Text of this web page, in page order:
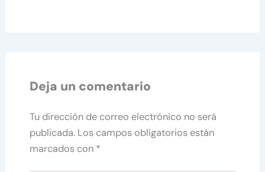
Deja un comentario
Tu dirección de correo electrónico no será
publicada. Los campos obligatorios están
marcados con *